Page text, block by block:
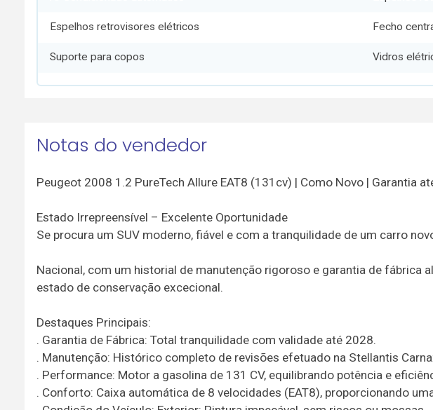
Espelhos retrovisores elétricos Fecho
Suporte para copos Vidros
Notas do vendedor
Peugeot 2008 1.2 PureTech Allure EAT8 (131cv) | Como Novo | Garantia
Estado Irrepreensível – Excelente Oportunidade
Se procura um SUV moderno, fiável e com a tranquilidade de um carro
Nacional, com um historial de manutenção rigoroso e garantia de fábrica
estado de conservação excecional.
Destaques Principais:
. Garantia de Fábrica: Total tranquilidade com validade até 2028.
. Manutenção: Histórico completo de revisões efetuado na Stellantis
. Performance: Motor a gasolina de 131 CV, equilibrando potência e
. Conforto: Caixa automática de 8 velocidades (EAT8), proporcionando